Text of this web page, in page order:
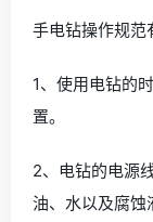
手电钻操作规范
1、使用电钻的
置。
2、电钻的电源
油、水以及腐蚀